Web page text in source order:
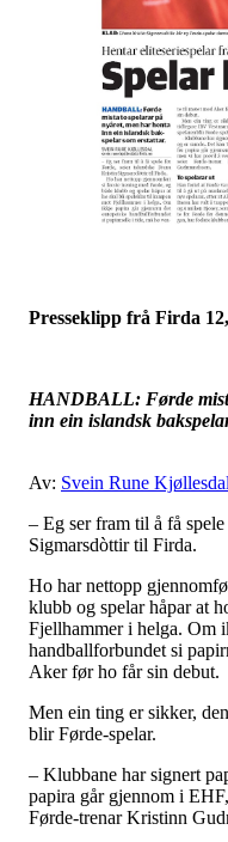
Presseklipp frå Firda
HANDBALL: Førde
inn ein islandsk
Av: Svein Rune Kjøllesdal
– Eg ser fram til å få
Sigmarsdòttir til Firda.
Ho har nettopp
klubb og spelar håpar at
Fjellhammer i helga. Om
handballforbundet si
Aker før ho får sin debut.
Men ein ting er sikker,
blir Førde-spelar.
– Klubbane har signert
papira går gjennom i
Førde-trenar Kristinn